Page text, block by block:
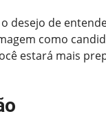
desejo de
como
estará mais